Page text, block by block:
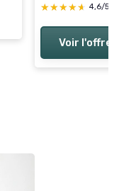
★★★★★
★★★★★ 4,6/5
Voir l'offre